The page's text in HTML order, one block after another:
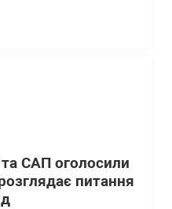
САП оголосили
питання